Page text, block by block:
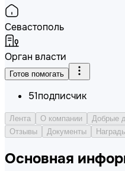
Севастополь
Орган власти
Готов помогать
51подписчик
Лента О компании Добрые
Отзывы
Документы
Основная